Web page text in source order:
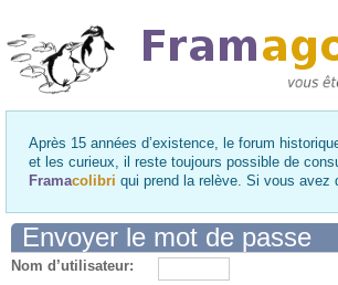
Après 15 années d’existence, le forum
et les curieux, il reste toujours possible de
Framacolibri qui prend la relève. Si vous
Envoyer le mot de passe
Nom d’utilisateur: